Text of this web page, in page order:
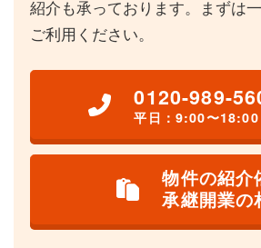
紹介も承っております。まずは
ご利用ください。
0120-989-
平日：9:00〜
物件の紹介
承継開業の